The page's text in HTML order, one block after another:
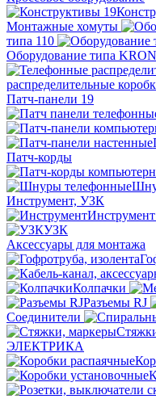
Монтажные хомуты
типа 110
Оборудование типа
распределительные
Патч-панели 19
Патч-корды
Инструмент, УЗК
Инструмент
УЗК
Аксессуары для монтажа
Колпачки
Разъемы RJ
Соединители
ЭЛЕКТРИКА